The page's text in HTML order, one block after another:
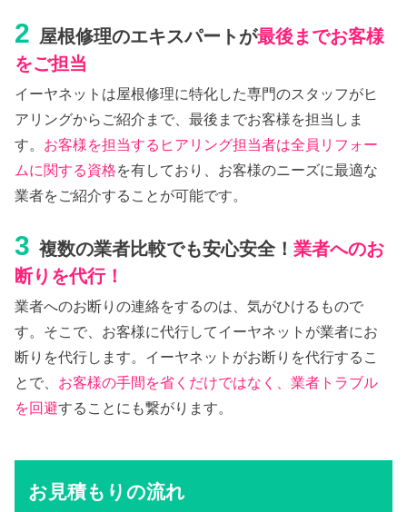
2 屋根修理のエキスパートが最後までお客様
をご担当
イーヤネットは屋根修理に特化した専門のスタッフがヒ
アリングからご紹介まで、最後までお客様を担当しま
す。 お客様を担当するヒアリング担当者は全員リフォー
ムに関する資格を有しており、お客様のニーズに最適な
業者をご紹介することが可能です。
3 複数の業者比較でも安心安全！業者へのお
断りを代行！
業者へのお断りの連絡をするのは、気がひけるもので
す。そこで、お客様に代行してイーヤネットが業者にお
断りを代行します。イーヤネットがお断りを代行するこ
とで、 お客様の手間を省くだけではなく、業者トラブル
を回避することにも繋がります。
お見積もりの流れ